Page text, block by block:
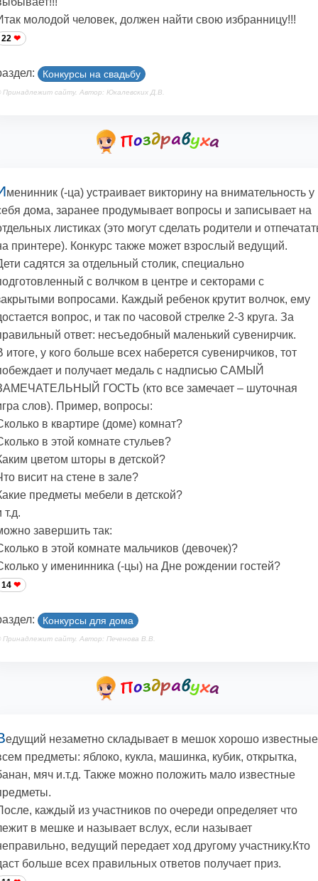
молодой человек, должен найти свою избранницу!!!
22
Конкурсы на свадьбу
Принадлежит сайту. Автор: Юкалевских Д.В.
менинник (-ца) устраивает викторину на внимательность у
дома, заранее продумывает вопросы и записывает на
листиках (это могут сделать родители и
принтере). Конкурс также может взрослый ведущий.
садятся за отдельный столик, специально
с волчком в центре и секторами с
вопросами. Каждый ребенок крутит волчок, ему
вопрос, и так по часовой стрелке 2-3 круга. За
ответ: несъедобный маленький сувенирчик.
итоге, у кого больше всех наберется сувенирчиков, тот
и получает медаль с надписью САМЫЙ
ГОСТЬ (кто все замечает – шуточная
слов). Пример, вопросы:
в квартире (доме) комнат?
в этой комнате стульев?
цветом шторы в детской?
висит на стене в зале?
предметы мебели в детской?
т.д.
завершить так:
в этой комнате мальчиков (девочек)?
у именинника (-цы) на Дне рождении гостей?
14
Конкурсы для дома
Принадлежит сайту. Автор: Печенова В.В.
едущий незаметно складывает в мешок хорошо известные
предметы: яблоко, кукла, машинка, кубик, открытка,
мяч и.т.д. Также можно положить мало известные
каждый из участников по очереди определяет что
в мешке и называет вслух, если называет
ведущий передает ход другому участнику.Кто
больше всех правильных ответов получает приз.